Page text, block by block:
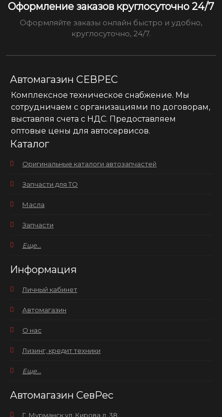
Оформление заказов круглосуточно 24/7
Оформляйте заказы онлайн быстро и удобно,
круглосуточно, 24/7.
Автомагазин СЕВРЕС
Комплексное техническое снабжение. Мы
сотрудничаем с организациями по договорам,
выставляя счета с НДС. Предоставляем
оптовые цены для автосервисов.
Каталог
Оригинальные каталоги автозапчастей
Запчасти для ТО
Масла
Запчасти
Еще...
Информация
Личный кабинет
Автомагазин
О нас
Лизинг, кредит техники
Еще...
Автомагазин СевРес
Г. Мурманск ул. Кирова д. 38